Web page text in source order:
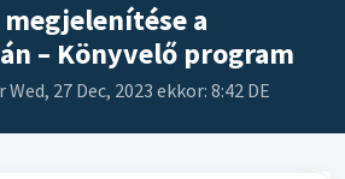
a
– Könyvelő program
27 Dec, 2023 ekkor: 8:42 DE